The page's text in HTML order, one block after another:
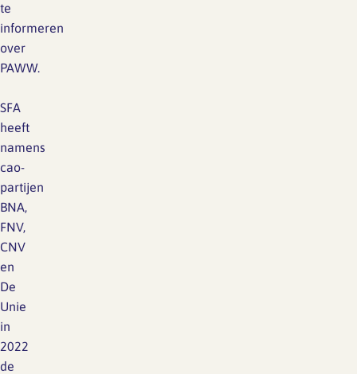
te
informeren
over
PAWW.
SFA
heeft
namens
cao-
partijen
BNA,
FNV,
CNV
en
De
Unie
in
2022
de